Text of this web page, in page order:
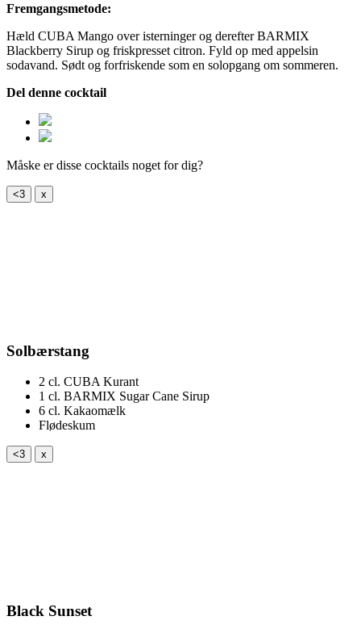
Fremgangsmetode:
Hæld CUBA Mango over isterninger og derefter BARMIX
Blackberry Sirup og friskpresset citron. Fyld op med appelsin
sodavand. Sødt og forfriskende som en solopgang om sommeren.
Del denne cocktail
Måske er disse cocktails noget for dig?
<3 x
Solbærstang
2 cl. CUBA Kurant
1 cl. BARMIX Sugar Cane Sirup
6 cl. Kakaomælk
Flødeskum
<3 x
Black Sunset